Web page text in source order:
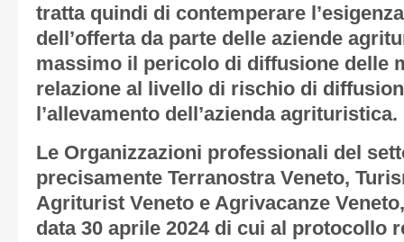
tratta quindi di contemperare
dell’offerta da parte delle aziende
massimo il pericolo di diffusione delle
relazione al livello di rischio di
l’allevamento dell’azienda agrituristica.
Le Organizzazioni professionali del
precisamente Terranostra Veneto,
Agriturist Veneto e Agrivacanze
data 30 aprile 2024 di cui al protocollo